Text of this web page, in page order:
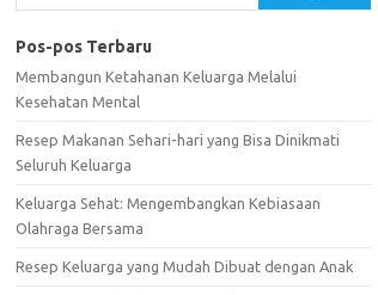
Pos-pos Terbaru
Membangun Ketahanan Keluarga Melalui
Kesehatan Mental
Resep Makanan Sehari-hari yang Bisa Dinikmati
Seluruh Keluarga
Keluarga Sehat: Mengembangkan Kebiasaan
Olahraga Bersama
Resep Keluarga yang Mudah Dibuat dengan Anak